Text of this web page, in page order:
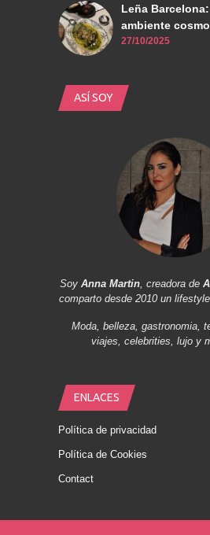
Leña
ambiente
27/10/2025
ASÍ SOY
Soy Anna Martin, creadora de
comparto desde 2010 un
Moda, belleza, gastronomia,
viajes, celebrities, lujo y
ENLACES
Política de privacidad
Política de Cookies
Contact